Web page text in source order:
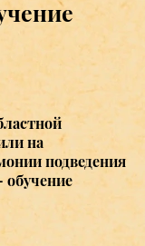
на
подведения
обучение